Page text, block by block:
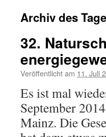
Archiv des
32.
Veröffentlicht am 11. Juli
Es ist mal
September
Mainz. Die